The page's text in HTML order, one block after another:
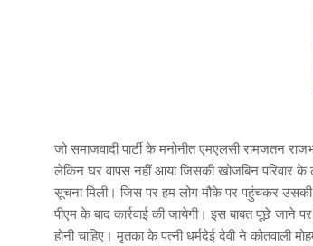
जो समाजवादी पार्टी के मनोनीत एमएलसी रामजतन
लेकिन घर वापस नहीं आया जिसकी खोजबिन परिवार के
सूचना मिली। जिस पर हम लोग मौके पर पहुंचकर उसकी
पीएम के बाद कार्रवाई की जायेगी। इस बाबत पूछे जाने
होनी चाहिए। मृतका के पत्नी धर्मदेई देवी ने कोतवाली